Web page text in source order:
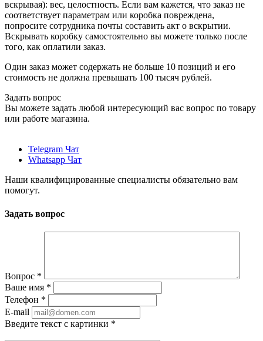
вскрывая): вес, целостность. Если вам кажется, что заказ не
соответствует параметрам или коробка повреждена,
попросите сотрудника почты составить акт о вскрытии.
Вскрывать коробку самостоятельно вы можете только после
того, как оплатили заказ.
Один заказ может содержать не больше 10 позиций и его
стоимость не должна превышать 100 тысяч рублей.
Задать вопрос
Вы можете задать любой интересующий вас вопрос по товару
или работе магазина.
Telegram Чат
Whatsapp Чат
Наши квалифицированные специалисты обязательно вам
помогут.
Задать вопрос
Вопрос *
Ваше имя *
Телефон *
E-mail
Введите текст с картинки *